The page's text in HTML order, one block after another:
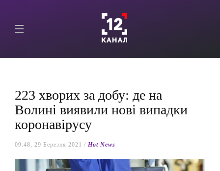
223 хворих за добу: де на
Волині виявили нові випадки
коронавірусу
09:48, 29 Березня 2021 / Hot News